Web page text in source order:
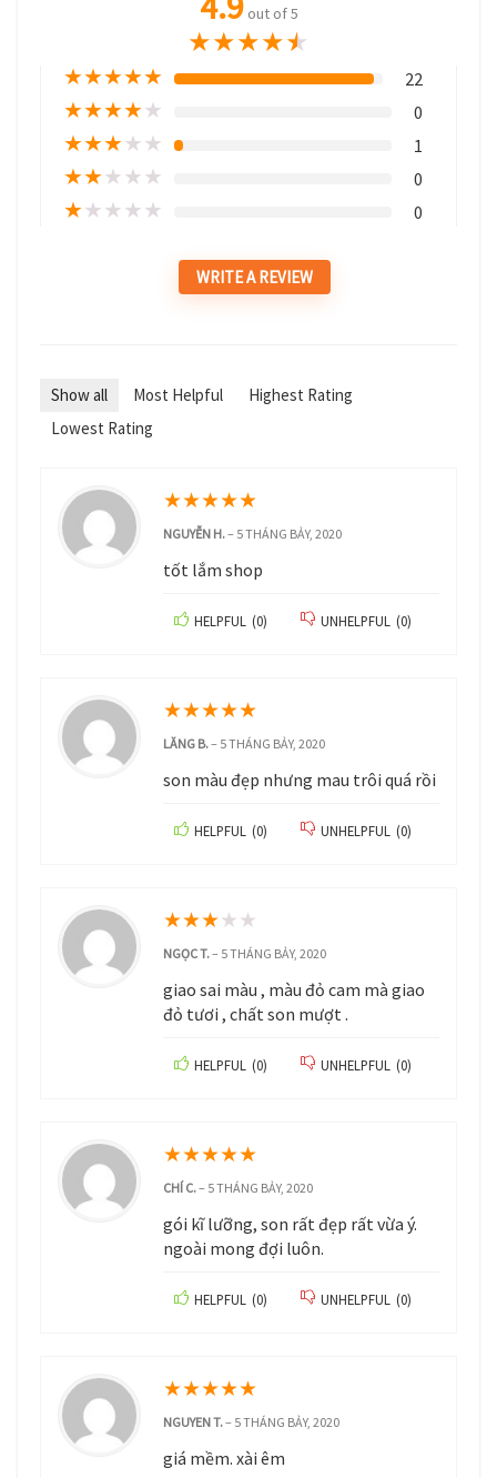
out of 5
★★★★★
★★★★★ 22
★★★★★ 0
★★★★★ 1
★★★★★ 0
★★★★★ 0
WRITE A REVIEW
Show all Most Helpful
Highest Rating
Lowest Rating
★★★★★
NGUYỄN H.– 5 THÁNG BẢY, 2020
tốt lắm shop
HELPFUL (0) UNHELPFUL (0)
★★★★★
LĂNG B.– 5 THÁNG BẢY, 2020
son màu đẹp nhưng mau trôi quá rồi
HELPFUL (0) UNHELPFUL (0)
★★★★ ★
NGỌC T.– 5 THÁNG BẢY, 2020
giao sai màu , màu đỏ cam mà giao
đỏ tươi , chất son mượt .
HELPFUL (0) UNHELPFUL (0)
★★★★★
CHÍ C.– 5 THÁNG BẢY, 2020
gói kĩ lưỡng, son rất đẹp rất vừa ý.
ngoài mong đợi luôn.
HELPFUL (0) UNHELPFUL (0)
★★★★★
NGUYEN T.– 5 THÁNG BẢY, 2020
giá mềm. xài êm